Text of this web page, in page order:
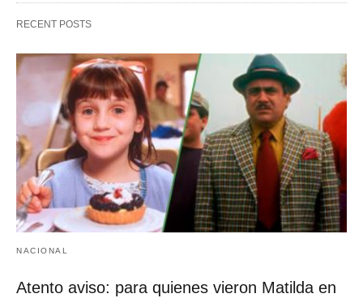
RECENT POSTS
NACIONAL
Atento aviso: para quienes vieron Matilda en